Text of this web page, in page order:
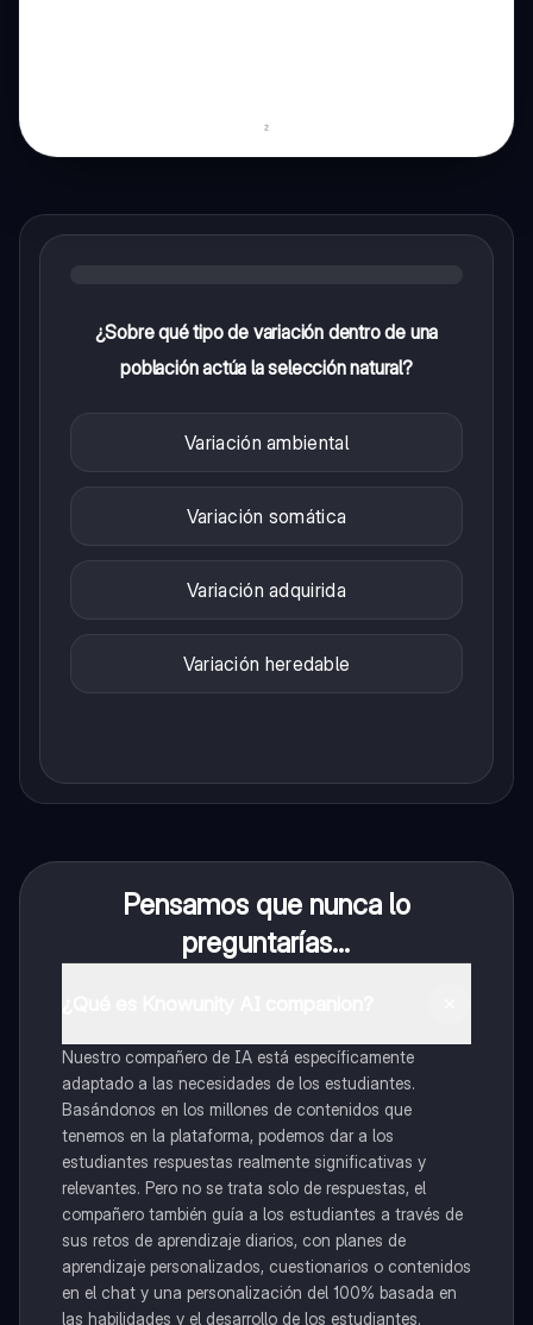
¿Sobre qué tipo de variación dentro de una
población actúa la selección natural?
Variación ambiental
Variación somática
Variación adquirida
Variación heredable
Pensamos que nunca lo
preguntarías...
Nuestro compañero de IA está específicamente
adaptado a las necesidades de los estudiantes.
Basándonos en los millones de contenidos que
tenemos en la plataforma, podemos dar a los
estudiantes respuestas realmente significativas y
relevantes. Pero no se trata solo de respuestas, el
compañero también guía a los estudiantes a través de
sus retos de aprendizaje diarios, con planes de
aprendizaje personalizados, cuestionarios o contenidos
en el chat y una personalización del 100% basada en
las habilidades y el desarrollo de los estudiantes.